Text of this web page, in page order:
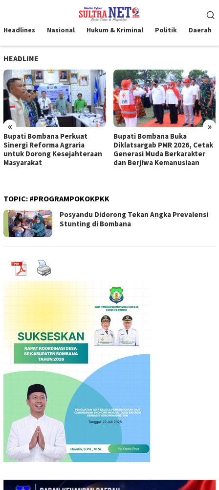
kontenMobile
Headlines Nasional Hukum & Kriminal Politik Daerah
HEADLINE
« »
Bupati Bombana Perkuat
Sinergi Reforma Agraria
untuk Dorong Kesejahteraan
Masyarakat
Bupati Bombana Buka
Diklatsargab PMR 2026, Cetak
Generasi Muda Berkarakter
dan Berjiwa Kemanusiaan
TOPIC: #PROGRAMPOKOKPKK
Posyandu Didorong Tekan Angka Prevalensi
Stunting di Bombana